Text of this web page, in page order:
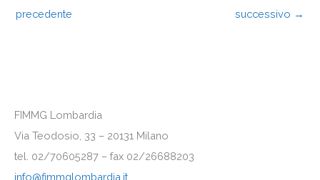
precedente
successivo →
FIMMG Lombardia
Via Teodosio, 33 – 20131 Milano
tel. 02/70605287 – fax 02/26688203
info@fimmglombardia.it